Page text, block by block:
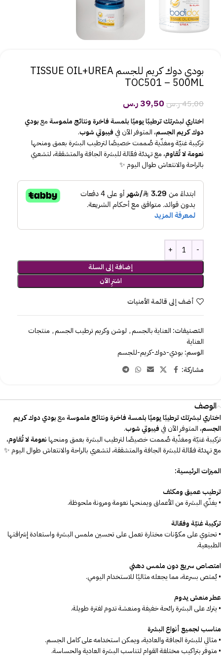
بودي دوك كريم للجسم TISSUE OIL+UREA
TOC501 – 500ML
45,00ر.س 39,50ر.س
اختاري لبشرتك ترطيبًا يوميًا بلمسة فاخرة ونتائج ملموسةمعبودي
دوك كريم الجسم، المتوفر الآن في فيبوتي شوب.
تركيبة غنيّة ومغذّية صُممت خصيصًا لترطيب البشرة بعمق ومنحها
نعومة لا تُقاوم، مع تهدئة فعّالة للبشرة الجافة والمتشققة، لتشعري
بالراحة والانتعاش طوال اليوم ✨
إضافة إلى السلة
اشترِ الآن
أضف إلى قائمة الأمنيات
التصنيفات: العناية بالجسم, لوشن وكريم ترطيب الجسم, منتجات
العناية
الوسم: بودي-دوك-كريم-للجسم
مشاركة:
الوصف
اختاري لبشرتك ترطيبًا يوميًا بلمسة فاخرة ونتائج ملموسةمعبودي دوك كريم
الجسم، المتوفر الآن في فيبوتي شوب.
تركيبة غنيّة ومغذّية صُممت خصيصًا لترطيب البشرة بعمق ومنحها نعومة لا تُقاوم،
مع تهدئة فعّالة للبشرة الجافة والمتشققة، لتشعري بالراحة والانتعاش طوال اليوم ✨
الميزات الرئيسية:
ترطيب عميق ومكثف
• يغذّي البشرة من الأعماق ويمنحها نعومة ومرونة ملحوظة.
تركيبة غنيّة وفعّالة
• تحتوي على مكوّنات مختارة تعمل على تحسين ملمس البشرة واستعادة إشراقتها
الطبيعية.
امتصاص سريع دون ملمس دهني
• يُمتص بسرعة، مما يجعله مثاليًا للاستخدام اليومي.
عطر منعش يدوم
• يترك على البشرة رائحة خفيفة ومنعشة تدوم لفترة طويلة.
مناسب لجميع أنواع البشرة
• مثالي للبشرة الجافة والعادية، ويمكن استخدامه على كامل الجسم.
• متوفر بتراكيب مختلفة القوام لتناسب البشرة العادية والحساسة.